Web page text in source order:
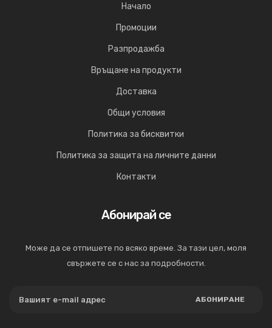
Начало
Промоции
Разпродажба
Връщане на продукти
Доставка
Общи условия
Политика за бисквитки
Политика за защита на личните данни
Контакти
Абонирай се
Може да се отпишете по всяко време. За тази цел, моля
свържете се с нас за подробности.
АБОНИРАНЕ